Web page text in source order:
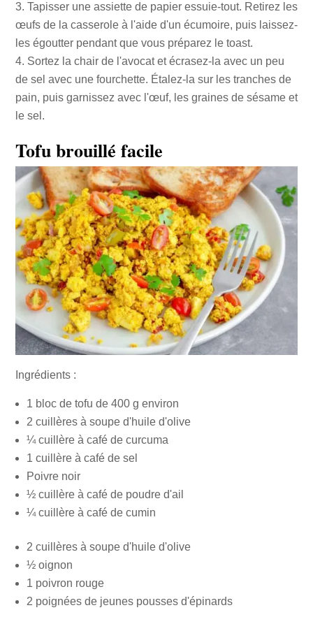
Tapisser une assiette de papier essuie-tout. Retirez les
œufs de la casserole à l'aide d'un écumoire, puis laissez-
les égoutter pendant que vous préparez le toast.
Sortez la chair de l'avocat et écrasez-la avec un peu
de sel avec une fourchette. Étalez-la sur les tranches de
pain, puis garnissez avec l'œuf, les graines de sésame et
le sel.
Tofu brouillé facile
Ingrédients :
1 bloc de tofu de 400 g environ
2 cuillères à soupe d'huile d'olive
¼ cuillère à café de curcuma
1 cuillère à café de sel
Poivre noir
½ cuillère à café de poudre d'ail
¼ cuillère à café de cumin
2 cuillères à soupe d'huile d'olive
½ oignon
1 poivron rouge
2 poignées de jeunes pousses d'épinards